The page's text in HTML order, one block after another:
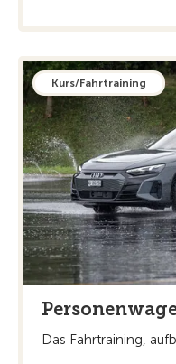
Kurs/Fahrtraining
Das Fahrtraining,